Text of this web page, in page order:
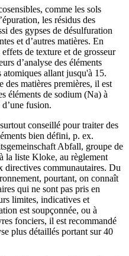
comme les sols
les résidus des
des gypses de désulfuration
et d’autres matières. En
de texture et de grosseur
d’analyse des éléments
allant jusqu'à 15.
des matières premières, il est
éléments de sodium (Na) à
fusion.
conseillé pour traiter des
bien défini, p. ex.
Abfall, groupe de
la liste Kloke, au règlement
directives communautaires. Du
pourtant, on connaît
qui ne sont pas pris en
limites, indicatives et
est soupçonnée, ou à
fonciers, il est recommandé
plus détaillés portant sur 40